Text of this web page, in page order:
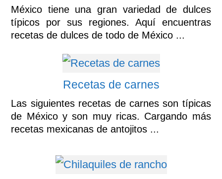
México tiene una gran variedad de dulces
típicos por sus regiones. Aquí encuentras
recetas de dulces de todo de México ...
Recetas de carnes
Las siguientes recetas de carnes son típicas
de México y son muy ricas. Cargando más
recetas mexicanas de antojitos ...